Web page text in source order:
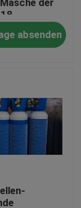
der
absenden